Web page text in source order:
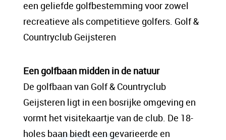
lorem dolor.
sit amet, consectetur adipis cin elit. Nunc
purus libero, interdum sed blandit acp
retium facilisis turpis. Donec dictum neque
veloran tristique egestas nulla mollis dui
lorem dolor.
een geliefde golfbestemming voor zowel
recreatieve als competitieve golfers. Golf &
Countryclub Geijsteren
Een golfbaan midden in de natuur
De golfbaan van Golf & Countryclub
Geijsteren ligt in een bosrijke omgeving en
vormt het visitekaartje van de club. De 18-
holes baan biedt een gevarieerde en